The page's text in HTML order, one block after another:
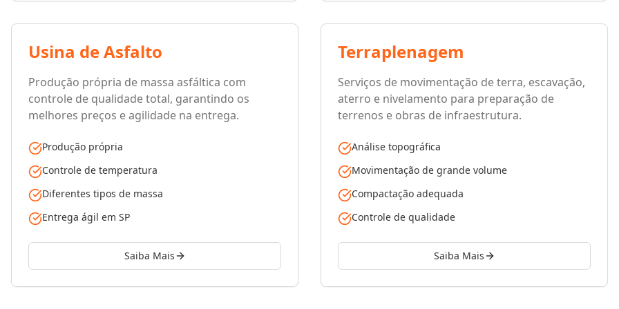
Usina de Asfalto
Produção própria de massa asfáltica com
controle de qualidade total, garantindo os
melhores preços e agilidade na entrega.
Produção própria
Controle de temperatura
Diferentes tipos de massa
Entrega ágil em SP
Saiba Mais
Terraplenagem
Serviços de movimentação de terra, escavação,
aterro e nivelamento para preparação de
terrenos e obras de infraestrutura.
Análise topográfica
Movimentação de grande volume
Compactação adequada
Controle de qualidade
Saiba Mais